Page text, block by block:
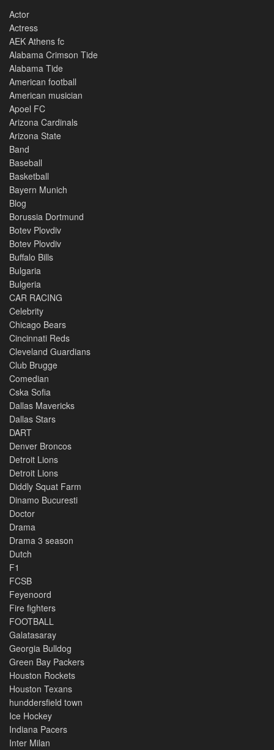
Actor
Actress
AEK Athens fc
Alabama Crimson Tide
Alabama Tide
American football
American musician
Apoel FC
Arizona Cardinals
Arizona State
Band
Baseball
Basketball
Bayern Munich
Blog
Borussia Dortmund
Botev Plovdiv
Botev Plovdiv
Buffalo Bills
Bulgaria
Bulgeria
CAR RACING
Celebrity
Chicago Bears
Cincinnati Reds
Cleveland Guardians
Club Brugge
Comedian
Cska Sofia
Dallas Mavericks
Dallas Stars
DART
Denver Broncos
Detroit Lions
Detroit Lions
Diddly Squat Farm
Dinamo Bucuresti
Doctor
Drama
Drama 3 season
Dutch
F1
FCSB
Feyenoord
Fire fighters
FOOTBALL
Galatasaray
Georgia Bulldog
Green Bay Packers
Houston Rockets
Houston Texans
hunddersfield town
Ice Hockey
Indiana Pacers
Inter Milan